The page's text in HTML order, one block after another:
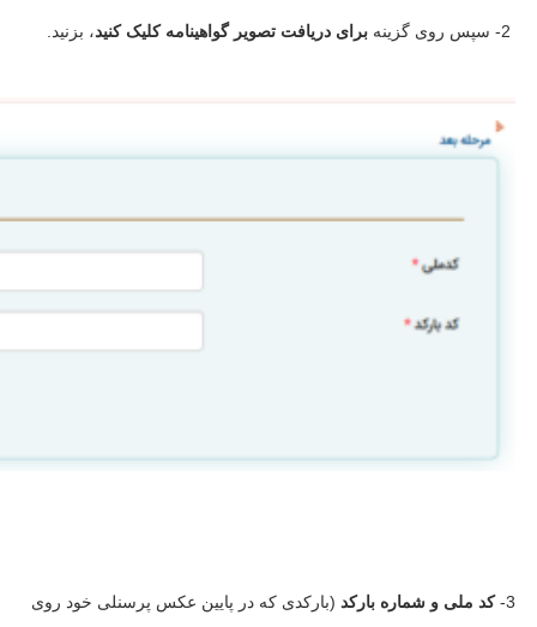
برای دریافت تصویر گواهینامه کلیک کنید، بزنید.
3- کد ملی و شماره بارکد (بارکدی که در پایین عکس پرسنلی خود روی